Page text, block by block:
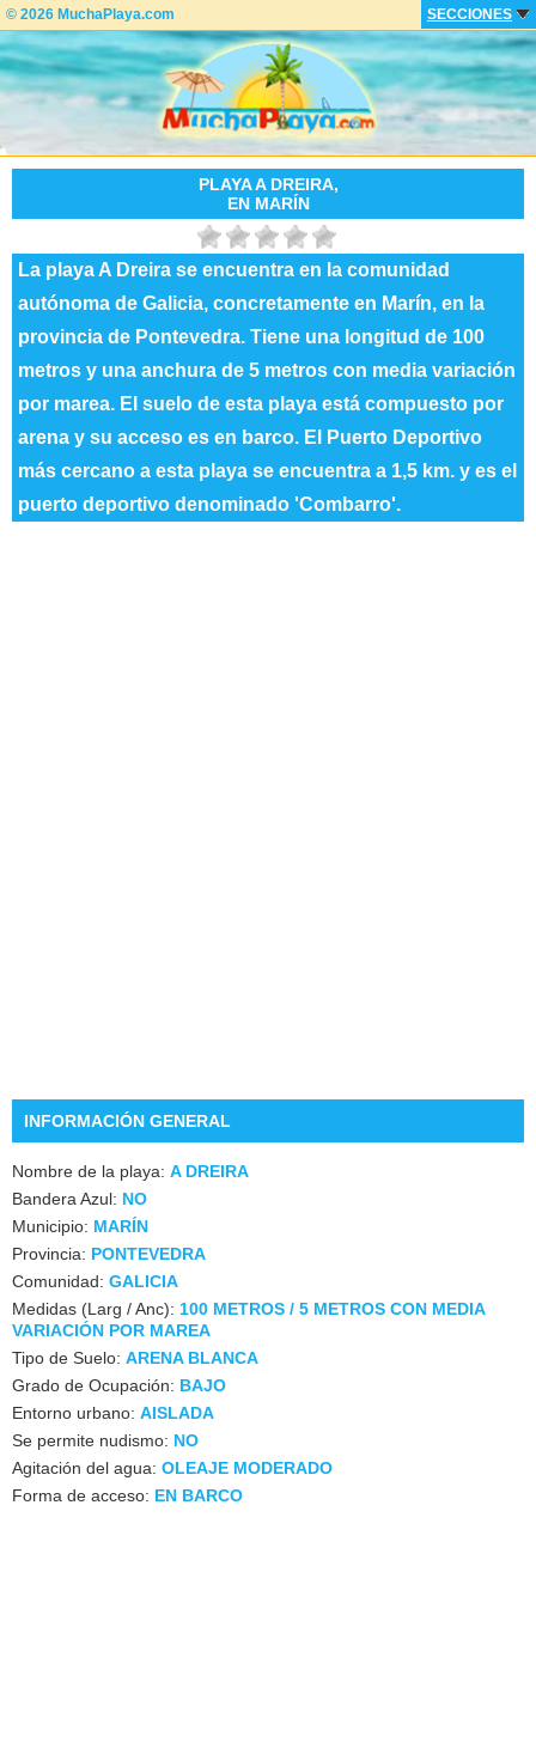
© 2026 MuchaPlaya.com SECCIONES
PLAYA A DREIRA,
EN MARÍN
La playa A Dreira se encuentra en la comunidad
autónoma de Galicia, concretamente en Marín, en la
provincia de Pontevedra. Tiene una longitud de 100
metros y una anchura de 5 metros con media variación
por marea. El suelo de esta playa está compuesto por
arena y su acceso es en barco. El Puerto Deportivo
más cercano a esta playa se encuentra a 1,5 km. y es el
puerto deportivo denominado 'Combarro'.
INFORMACIÓN GENERAL
Nombre de la playa: A DREIRA
Bandera Azul: NO
Municipio: MARÍN
Provincia: PONTEVEDRA
Comunidad: GALICIA
Medidas (Larg / Anc): 100 METROS / 5 METROS CON MEDIA
VARIACIÓN POR MAREA
Tipo de Suelo: ARENA BLANCA
Grado de Ocupación: BAJO
Entorno urbano: AISLADA
Se permite nudismo: NO
Agitación del agua: OLEAJE MODERADO
Forma de acceso: EN BARCO